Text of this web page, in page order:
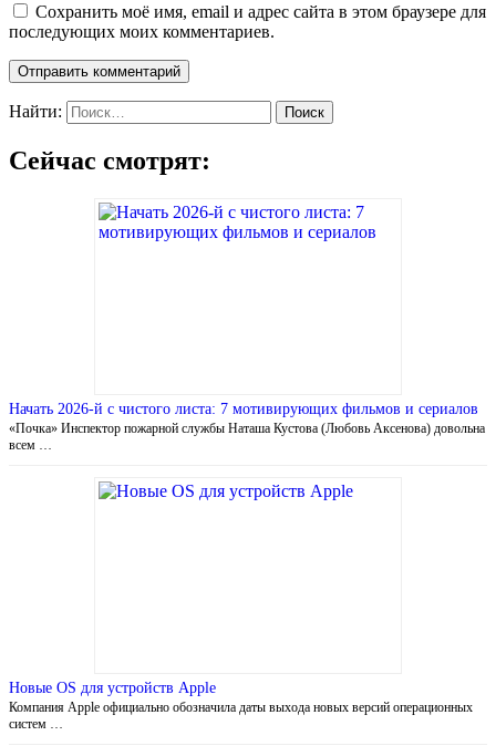
Сохранить моё имя, email и адрес сайта в этом браузере для
последующих моих комментариев.
Найти:
Сейчас смотрят:
Начать 2026-й с чистого листа: 7 мотивирующих фильмов и сериалов
«Почка» Инспектор пожарной службы Наташа Кустова (Любовь Аксенова) довольна
всем …
Новые OS для устройств Apple
Компания Apple официально обозначила даты выхода новых версий операционных
систем …